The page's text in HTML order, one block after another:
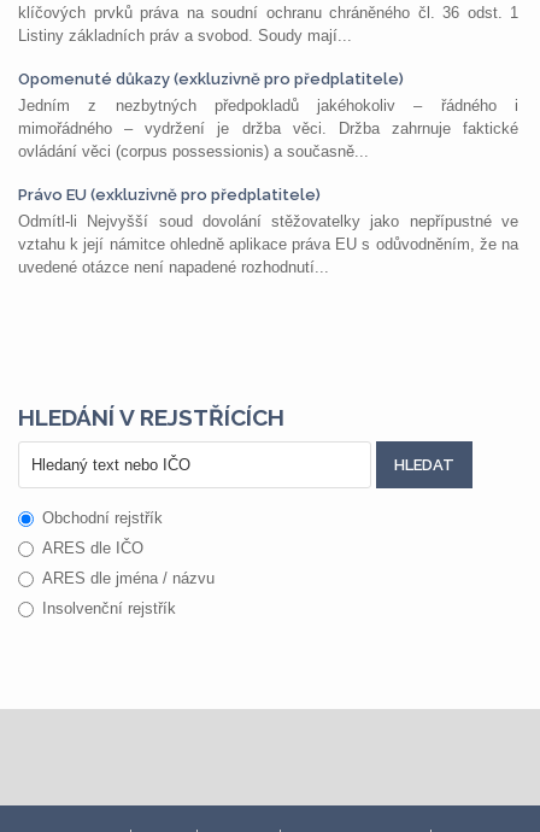
klíčových prvků práva na soudní ochranu chráněného čl. 36 odst. 1
Listiny základních práv a svobod. Soudy mají...
Opomenuté důkazy (exkluzivně pro předplatitele)
Jedním z nezbytných předpokladů jakéhokoliv – řádného i
mimořádného – vydržení je držba věci. Držba zahrnuje faktické
ovládání věci (corpus possessionis) a současně...
Právo EU (exkluzivně pro předplatitele)
Odmítl-li Nejvyšší soud dovolání stěžovatelky jako nepřípustné ve
vztahu k její námitce ohledně aplikace práva EU s odůvodněním, že na
uvedené otázce není napadené rozhodnutí...
HLEDÁNÍ V REJSTŘÍCÍCH
Obchodní rejstřík
ARES dle IČO
ARES dle jména / názvu
Insolvenční rejstřík